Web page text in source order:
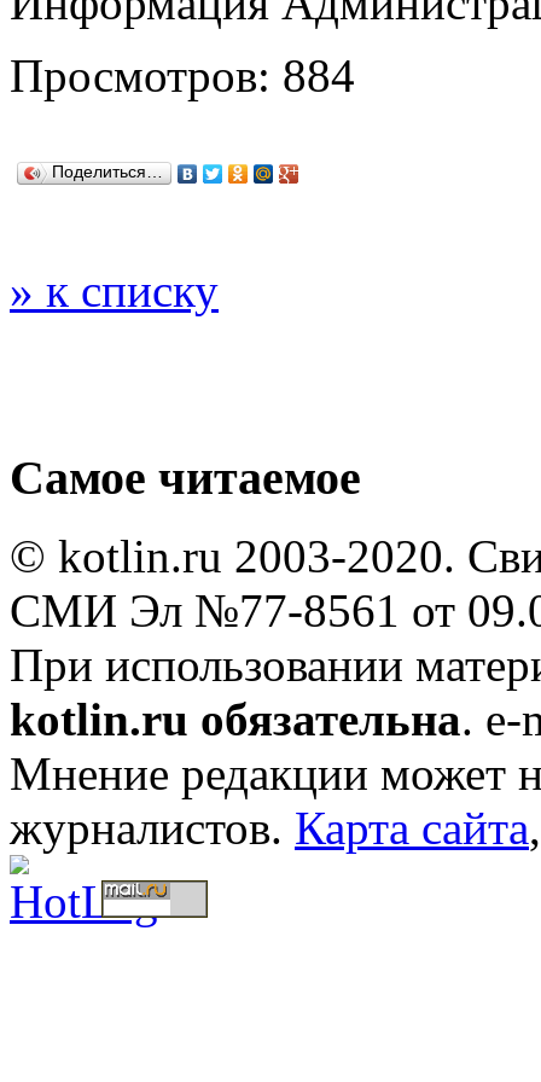
Просмотров: 884
Поделиться…
» к списку
Самое читаемое
© kotlin.ru 2003-2020.
СМИ Эл №77-8561 от
При использовании
kotlin.ru обязательна. e-
Мнение редакции может
журналистов. Карта сайта